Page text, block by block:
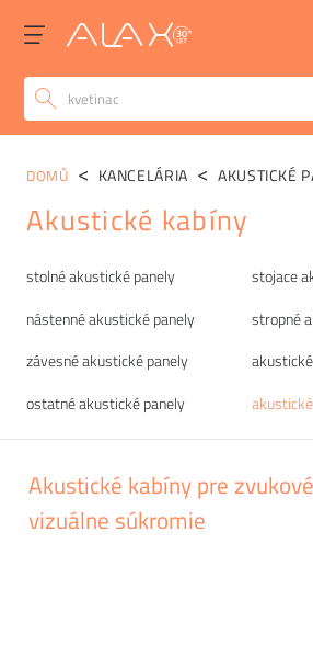
Kategórie
stolné akustické panely
stojace
nástenné akustické panely
stropné
závesné akustické panely
ostatné akustické panely
DOMŮ KANCELÁRIA
Akustické kabíny
Akustické kabíny pre
vizuálne súkromie